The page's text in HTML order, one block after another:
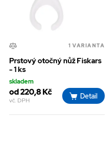
1 VARIANTA
Prstový otočný nůž Fiskars
- 1 ks
skladem
od 220,8 Kč
vč. DPH
Detail